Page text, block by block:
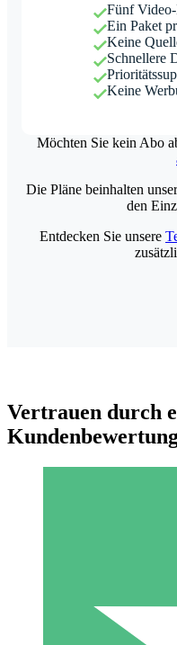
Fünf
Ein Paket
Keine
Schnellere
Keine
Möchten Sie kein Abo
Zahlen Sie nach
monatliche
Die Pläne beinhalten
den
Entdecken Sie unsere
Vertrauen durch